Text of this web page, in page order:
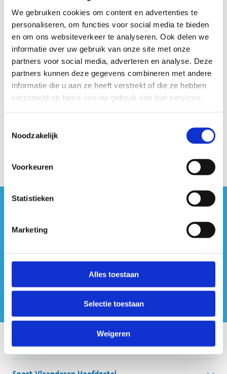
We gebruiken cookies om content en advertenties te
personaliseren, om functies voor social media te bieden
en om ons websiteverkeer te analyseren. Ook delen we
informatie over uw gebruik van onze site met onze
partners voor social media, adverteren en analyse. Deze
partners kunnen deze gegevens combineren met andere
informatie die u aan ze heeft verstrekt of die ze hebben
verzameld op basis van uw gebruik van hun services.
Noodzakelijk
Voorkeuren
Statistieken
Marketing
Alles toestaan
Selectie toestaan
Weigeren
Beschrijving van de route
Startplaatsen
Mechelsesteenweg 11 3071 Kortenberg
#sportersbelevenmeer
Onze centra